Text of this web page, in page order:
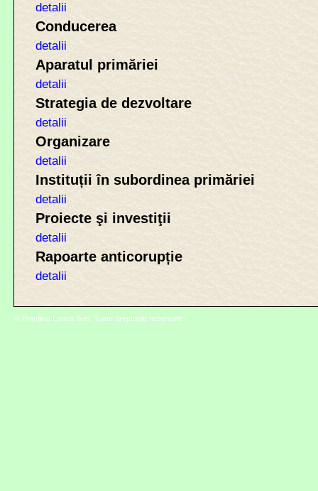
detalii
Conducerea
detalii
Aparatul primăriei
detalii
Strategia de dezvoltare
detalii
Organizare
detalii
Instituții în subordinea primăriei
detalii
Proiecte şi investiţii
detalii
Rapoarte anticorupție
detalii
© Primăria Lunca Ilvei. Toate drepturile rezervate